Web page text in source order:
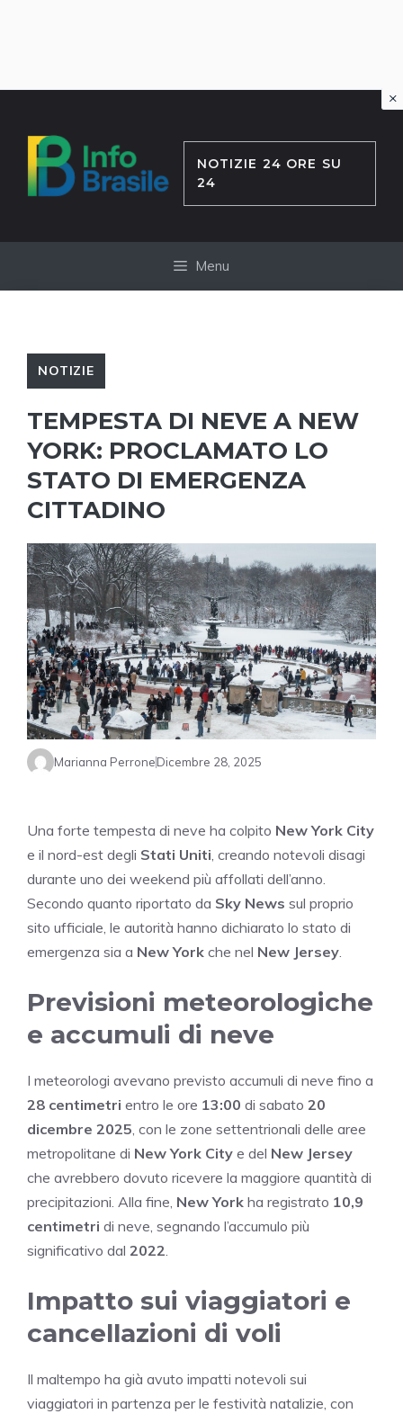
contenuto
NOTIZIE 24 ORE SU
24
Menu
NOTIZIE
TEMPESTA DI NEVE A NEW
YORK: PROCLAMATO LO
STATO DI EMERGENZA
CITTADINO
Marianna PerroneDicembre 28, 2025
Una forte tempesta di neve ha colpito New York City
e il nord-est degli Stati Uniti, creando notevoli disagi
durante uno dei weekend più affollati dell’anno.
Secondo quanto riportato da Sky News sul proprio
sito ufficiale, le autorità hanno dichiarato lo stato di
emergenza sia a New York che nel New Jersey.
Previsioni meteorologiche
e accumuli di neve
I meteorologi avevano previsto accumuli di neve fino a
28 centimetri entro le ore 13:00 di sabato 20
dicembre 2025, con le zone settentrionali delle aree
metropolitane di New York City e del New Jersey
che avrebbero dovuto ricevere la maggiore quantità di
precipitazioni. Alla fine, New York ha registrato 10,9
centimetri di neve, segnando l’accumulo più
significativo dal 2022.
Impatto sui viaggiatori e
cancellazioni di voli
Il maltempo ha già avuto impatti notevoli sui
viaggiatori in partenza per le festività natalizie, con
×